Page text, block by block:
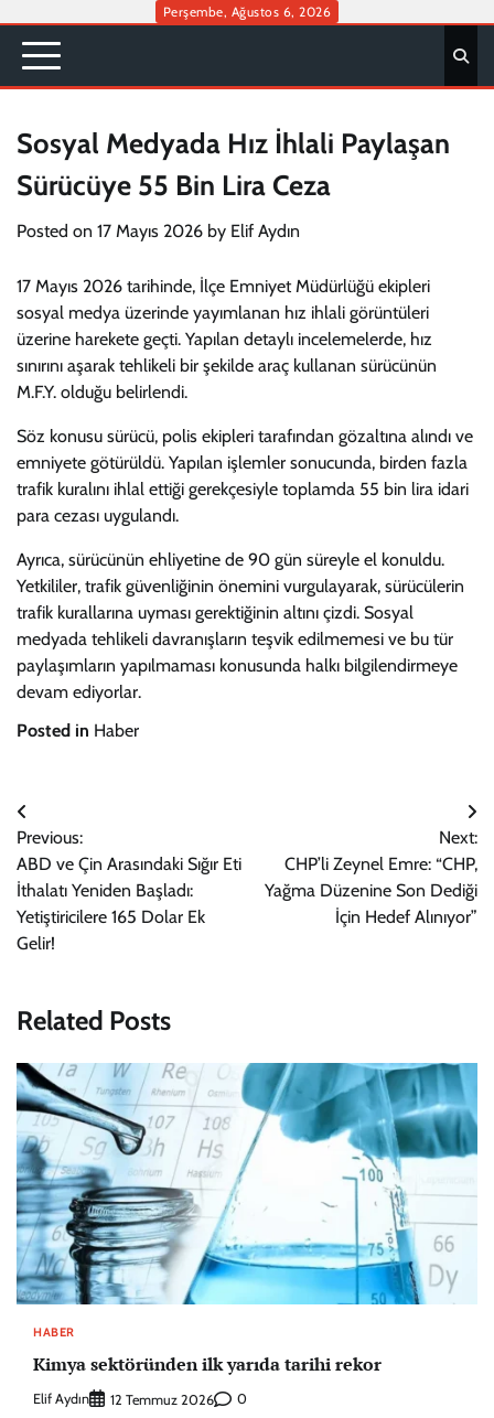
content
Perşembe, Ağustos 6, 2026
Sosyal Medyada Hız İhlali Paylaşan
Sürücüye 55 Bin Lira Ceza
Posted on 17 Mayıs 2026 by Elif Aydın
17 Mayıs 2026 tarihinde, İlçe Emniyet Müdürlüğü ekipleri
sosyal medya üzerinde yayımlanan hız ihlali görüntüleri
üzerine harekete geçti. Yapılan detaylı incelemelerde, hız
sınırını aşarak tehlikeli bir şekilde araç kullanan sürücünün
M.F.Y. olduğu belirlendi.
Söz konusu sürücü, polis ekipleri tarafından gözaltına alındı ve
emniyete götürüldü. Yapılan işlemler sonucunda, birden fazla
trafik kuralını ihlal ettiği gerekçesiyle toplamda 55 bin lira idari
para cezası uygulandı.
Ayrıca, sürücünün ehliyetine de 90 gün süreyle el konuldu.
Yetkililer, trafik güvenliğinin önemini vurgulayarak, sürücülerin
trafik kurallarına uyması gerektiğinin altını çizdi. Sosyal
medyada tehlikeli davranışların teşvik edilmemesi ve bu tür
paylaşımların yapılmaması konusunda halkı bilgilendirmeye
devam ediyorlar.
Posted in Haber
Yazı
gezinmesi
Previous:
ABD ve Çin Arasındaki Sığır Eti
İthalatı Yeniden Başladı:
Yetiştiricilere 165 Dolar Ek
Gelir!
Next:
CHP’li Zeynel Emre: “CHP,
Yağma Düzenine Son Dediği
İçin Hedef Alınıyor”
Related Posts
HABER
Kimya sektöründen ilk yarıda tarihi rekor
Elif Aydın 12 Temmuz 2026 0